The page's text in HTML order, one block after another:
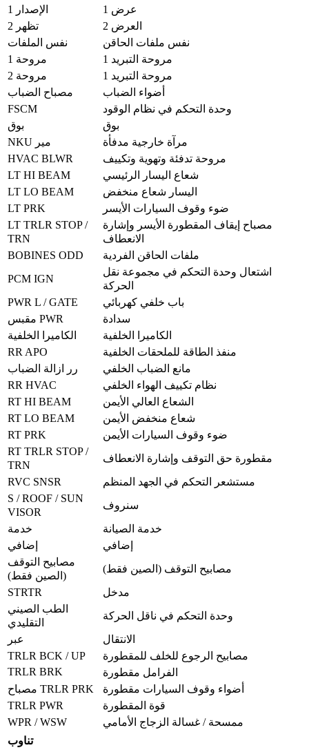
الإصدار 1
عرض 1
تظهر 2
العرض 2
نفس الملفات
نفس ملفات الحاقن
مروحة 1
مروحة التبريد 1
مروحة 2
مروحة التبريد 1
مصباح الضباب
أضواء الضباب
FSCM
وحدة التحكم في نظام الوقود
بوق
بوق
NKU مير
مرآة خارجية مدفأة
HVAC BLWR
مروحة تدفئة وتهوية وتكييف
LT HI BEAM
شعاع اليسار الرئيسي
LT LO BEAM
اليسار شعاع منخفض
LT PRK
ضوء وقوف السيارات الأيسر
LT TRLR STOP /
TRN
مصباح إيقاف المقطورة الأيسر وإشارة
الانعطاف
BOBINES ODD
ملفات الحاقن الفردية
PCM IGN
اشتعال وحدة التحكم في مجموعة نقل
الحركة
PWR L / GATE
باب خلفي كهربائي
مقبس PWR
سدادة
الكاميرا الخلفية
الكاميرا الخلفية
RR APO
منفذ الطاقة للملحقات الخلفية
رر ازالة الضباب
مانع الضباب الخلفي
RR HVAC
نظام تكييف الهواء الخلفي
RT HI BEAM
الشعاع العالي الأيمن
RT LO BEAM
شعاع منخفض الأيمن
RT PRK
ضوء وقوف السيارات الأيمن
RT TRLR STOP /
TRN
مقطورة حق التوقف وإشارة الانعطاف
RVC SNSR
مستشعر التحكم في الجهد المنظم
S / ROOF / SUN
VISOR
سنروف
خدمة
خدمة الصيانة
إضافي
إضافي
مصابيح التوقف
(الصين فقط)
مصابيح التوقف (الصين فقط)
STRTR
مدخل
الطب الصيني
التقليدي
وحدة التحكم في ناقل الحركة
عبر
الانتقال
TRLR BCK / UP
مصابيح الرجوع للخلف للمقطورة
TRLR BRK
الفرامل مقطورة
مصباح TRLR PRK
أضواء وقوف السيارات مقطورة
TRLR PWR
قوة المقطورة
WPR / WSW
ممسحة / غسالة الزجاج الأمامي
تناوب